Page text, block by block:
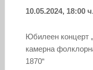
10.05.2024, 18:00
Юбилеен концерт
камерна